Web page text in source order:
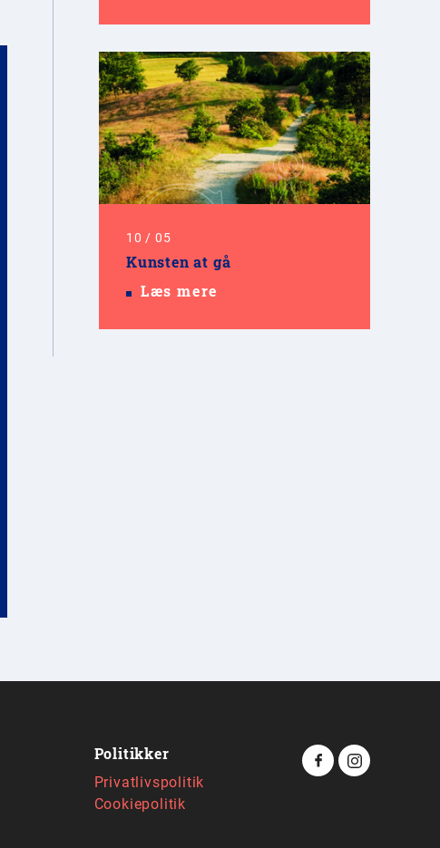
10 / 05
Kunsten at gå
Læs mere
Politikker
Privatlivspolitik
Cookiepolitik